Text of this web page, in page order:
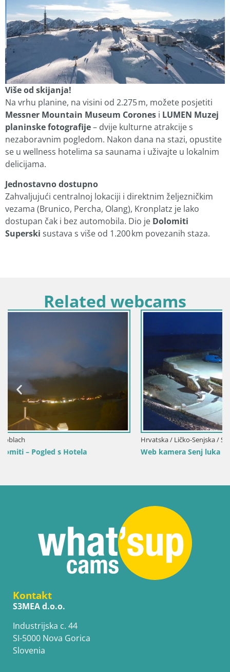
Više od skijanja!
Na vrhu planine, na visini od 2.275 m, možete posjetiti
Messner Mountain Museum Corones i LUMEN Muzej
planinske fotografije– dvije kulturne atrakcije s
nezaboravnim pogledom. Nakon dana na stazi, opustite
se u wellness hotelima sa saunama i uživajte u lokalnim
delicijama.
Jednostavno dostupno
Zahvaljujući centralnoj lokaciji i direktnim željezničkim
vezama (Brunico, Percha, Olang), Kronplatz je lako
dostupan čak i bez automobila. Dio je Dolomiti
Superski sustava s više od 1.200 km povezanih staza.
Related webcams
Hrvatska / Ličko-Senjska / Senj
Web kamera Senj luka – Lukobran i svjetionik uživo
Kontakt
S3MEA d.o.o.
Industrijska c. 44
SI-5000 Nova Gorica
Slovenia